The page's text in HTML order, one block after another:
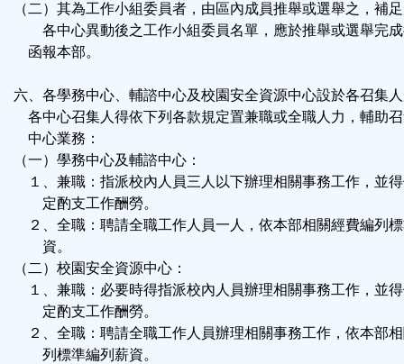
（二）其為工作小組委員者，由區內成員推舉或選舉之，補
各中心異動後之工作小組委員名單，應於推舉或選舉完成
函報本部。
六、各學務中心、輔諮中心及校園安全資源中心設於各召集
各中心召集人得依下列各款規定置兼職或全職人力，輔助
中心業務：
（一）學務中心及輔諮中心：
１、兼職：指派校內人員三人以下辦理相關事務工作，並
定酌支工作酬勞。
２、全職：聘請全職工作人員一人，依本部相關經費編列
資。
（二）校園安全資源中心：
１、兼職：必要時得指派校內人員辦理相關事務工作，並
定酌支工作酬勞。
２、全職：聘請全職工作人員辦理相關事務工作，依本部
列標準編列薪資。